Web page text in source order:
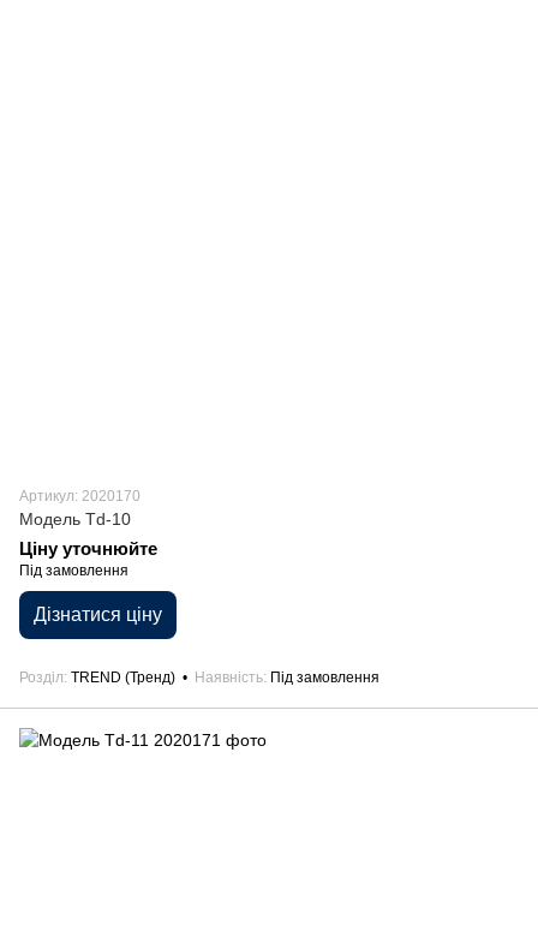
Артикул: 2020170
Модель Td-10
Ціну уточнюйте
Під замовлення
Дізнатися ціну
Розділ TREND (Тренд) Наявність Під замовлення